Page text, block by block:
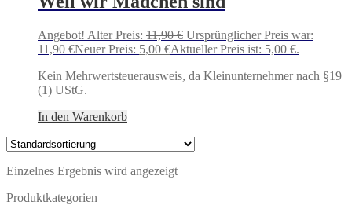
Angebot! Alter Preis: 11,90€ Ursprünglicher Preis war:
11,90 €Neuer Preis: 5,00 €Aktueller Preis ist: 5,00 €.
Kein Mehrwertsteuerausweis, da Kleinunternehmer nach §19
(1) UStG.
In den Warenkorb
Einzelnes Ergebnis wird angezeigt
Produktkategorien